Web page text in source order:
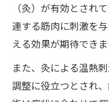
（灸）が有効とされ
連する筋肉に刺激を
える効果が期待できま
また、灸による温熱
調整に役立つとされ